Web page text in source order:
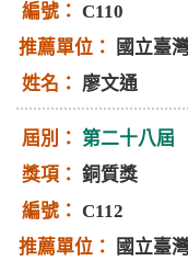
C110
國立臺
廖文通
第二十八屆
銅質獎
C112
國立臺